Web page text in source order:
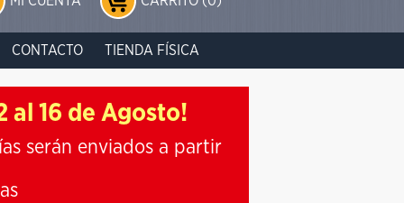
CONTACTO TIENDA FÍSICA
al 16 de Agosto!
serán enviados a partir